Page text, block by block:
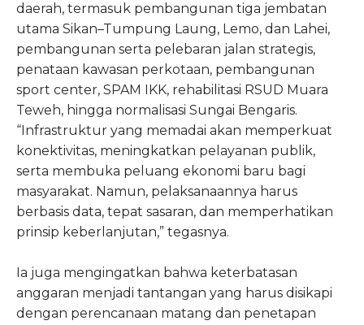
daerah, termasuk pembangunan tiga jembatan
utama Sikan–Tumpung Laung, Lemo, dan Lahei,
pembangunan serta pelebaran jalan strategis,
penataan kawasan perkotaan, pembangunan
sport center, SPAM IKK, rehabilitasi RSUD Muara
Teweh, hingga normalisasi Sungai Bengaris.
“Infrastruktur yang memadai akan memperkuat
konektivitas, meningkatkan pelayanan publik,
serta membuka peluang ekonomi baru bagi
masyarakat. Namun, pelaksanaannya harus
berbasis data, tepat sasaran, dan memperhatikan
prinsip keberlanjutan,” tegasnya.
Ia juga mengingatkan bahwa keterbatasan
anggaran menjadi tantangan yang harus disikapi
dengan perencanaan matang dan penetapan